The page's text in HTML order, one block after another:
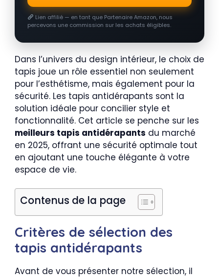
Lien affilié — en tant que Partenaire Amazon, nous
percevons une commission sur les achats éligibles.
Dans l’univers du design intérieur, le choix de
tapis joue un rôle essentiel non seulement
pour l’esthétisme, mais également pour la
sécurité. Les tapis antidérapants sont la
solution idéale pour concilier style et
fonctionnalité. Cet article se penche sur les
meilleurs tapis antidérapants du marché
en 2025, offrant une sécurité optimale tout
en ajoutant une touche élégante à votre
espace de vie.
Contenus de la page
Critères de sélection des
tapis antidérapants
Avant de vous présenter notre sélection, il